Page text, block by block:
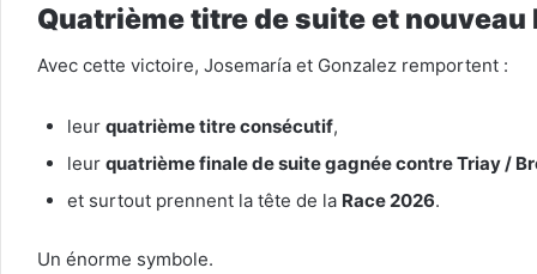
Quatrième titre de suite et
Avec cette victoire, Josemaría et Gonzalez remportent :
leur quatrième titre consécutif,
leur quatrième finale de suite gagnée contre Triay /
et surtout prennent la tête de la Race 2026.
Un énorme symbole.